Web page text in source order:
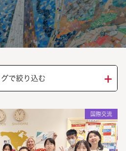
グで絞り込む ＋
国際交流